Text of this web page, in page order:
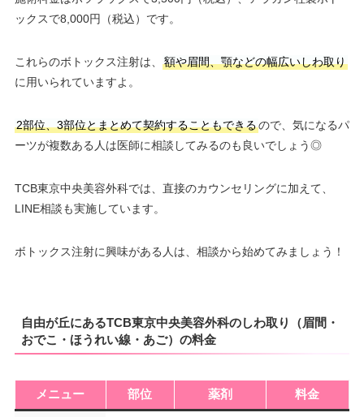
ックスで8,000円（税込）です。
これらのボトックス注射は、
額や眉間、顎などの幅広いしわ取り
に用いられていますよ。
2部位、3部位とまとめて契約することもできるので、気になるパ
ーツが複数ある人は医師に相談してみるのも良いでしょう◎
TCB東京中央美容外科では、直接のカウンセリングに加えて、
LINE相談も実施しています。
ボトックス注射に興味がある人は、相談から始めてみましょう！
自由が丘にあるTCB東京中央美容外科のしわ取り（眉間・
おでこ・ほうれい線・あご）の料金
メニュー 部位 薬剤 料金